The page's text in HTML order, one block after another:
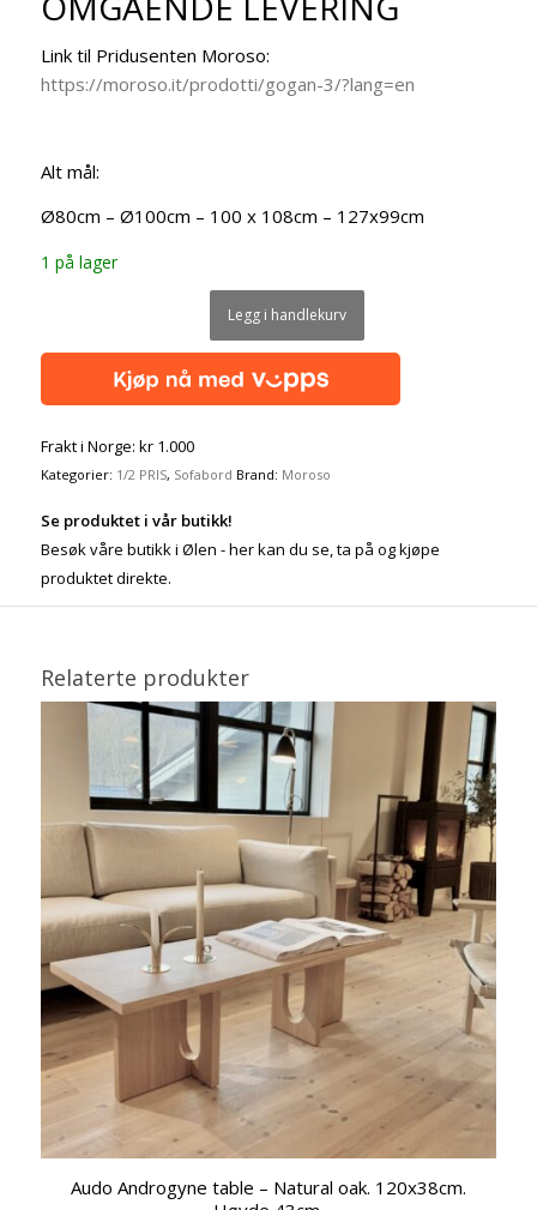
Link til Pridusenten Moroso:
https://moroso.it/prodotti/gogan-3/?lang=en
Alt mål:
Ø80cm – Ø100cm – 100 x 108cm – 127x99cm
1 på lager
Legg i handlekurv
Frakt i Norge: kr 1.000
Kategorier: 1/2 PRIS, Sofabord Brand: Moroso
Se produktet i vår butikk!
Besøk våre butikk i Ølen - her kan du se, ta på og kjøpe
produktet direkte.
Relaterte produkter
Audo Androgyne table – Natural oak. 120x38cm.